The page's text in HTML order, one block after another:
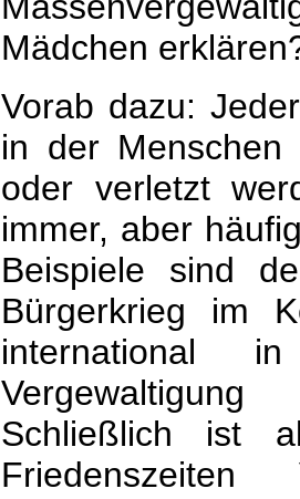
Mädchen
Vorab dazu:
in der
oder verletzt
immer, aber
Beispiele sind
Bürgerkrieg im
international
Schließlich ist